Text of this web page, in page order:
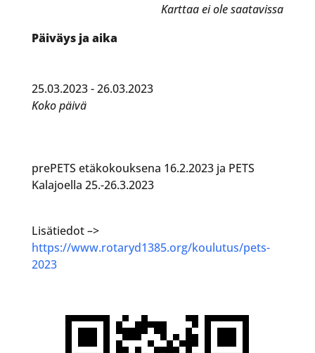
Karttaa ei ole saatavissa
Päiväys ja aika
25.03.2023 - 26.03.2023
Koko päivä
prePETS etäkokouksena 16.2.2023 ja PETS
Kalajoella 25.-26.3.2023
Lisätiedot –>
https://www.rotaryd1385.org/koulutus/pets-
2023